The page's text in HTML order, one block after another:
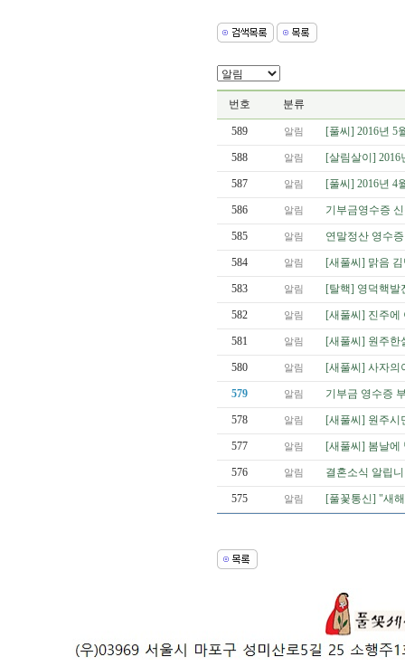
번호 분류
589 알림 [풀씨] 2016년 5
588 알림 [살림살이] 2016
587 알림 [풀씨] 2016년 4
586 알림 기부금영수증
585 알림 연말정산 영수증
584 알림 [새풀씨] 맑음
583 알림 [탈핵] 영덕핵발
582 알림 [새풀씨] 진주에
581 알림 [새풀씨] 원주한
580 알림 [새풀씨] 사자의
579 알림 기부금 영수증
578 알림 [새풀씨] 원주시
577 알림 [새풀씨] 봄날에
576 알림 결혼소식 알립
575 알림 [풀꽃통신] "새